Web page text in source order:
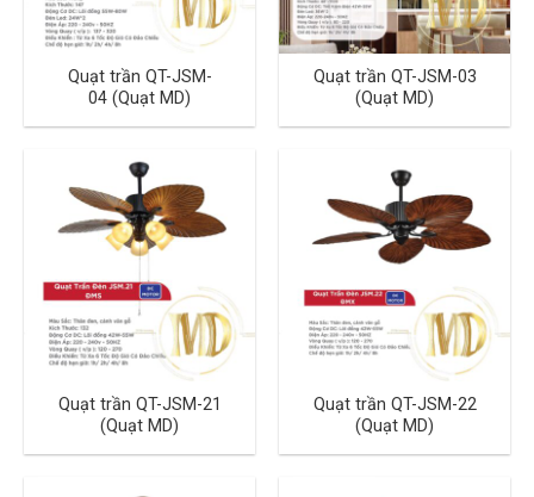
Quạt trần QT-JSM-
04 (Quạt MD)
Quạt trần QT-JSM-03
(Quạt MD)
Quạt trần QT-JSM-21
(Quạt MD)
Quạt trần QT-JSM-22
(Quạt MD)